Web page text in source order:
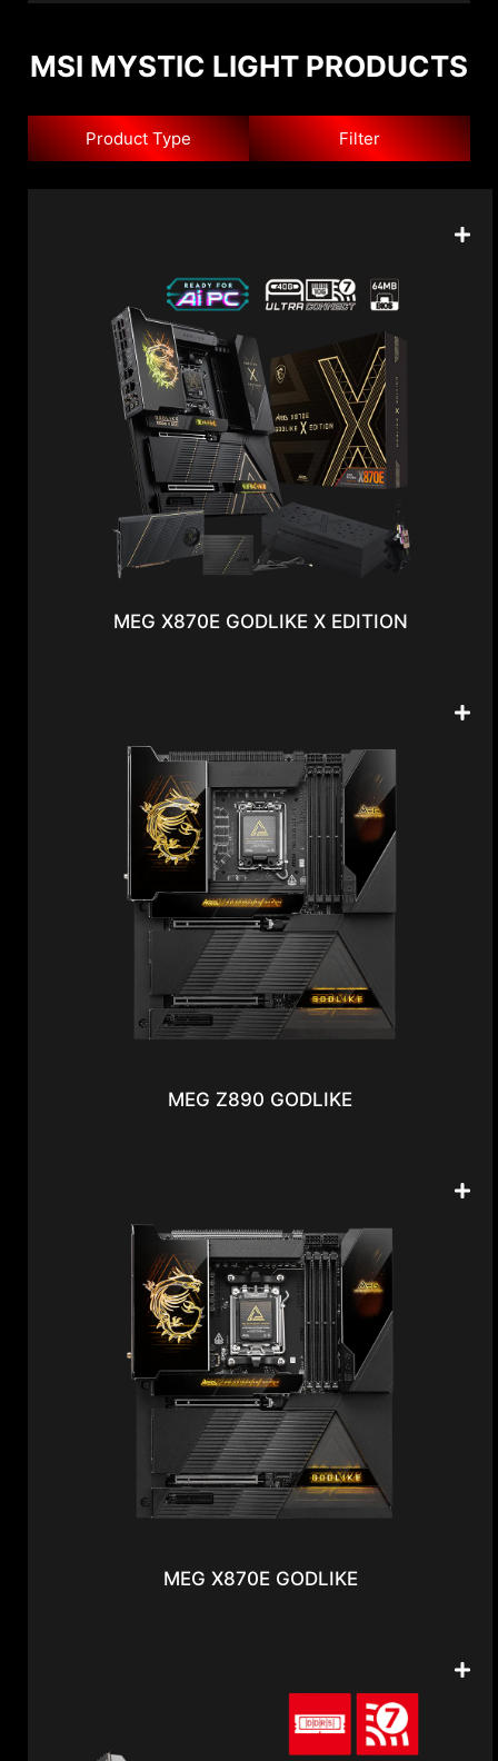
MSI MYSTIC LIGHT PRODUCTS
Product Type Filter
MEG X870E GODLIKE X EDITION
MEG Z890 GODLIKE
MEG X870E GODLIKE